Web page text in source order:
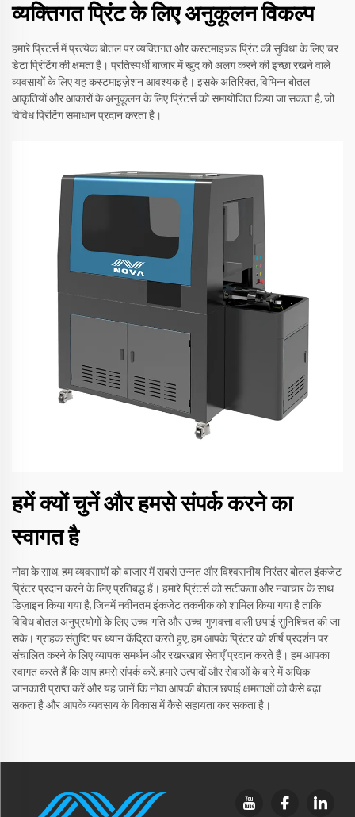
व्यक्तिगत प्रिंट के लिए अनुकूलन विकल्प
हमारे प्रिंटर्स में प्रत्येक बोतल पर व्यक्तिगत और कस्टमाइज़्ड प्रिंट की सुविधा के लिए चर
डेटा प्रिंटिंग की क्षमता है। प्रतिस्पर्धी बाजार में खुद को अलग करने की इच्छा रखने वाले
व्यवसायों के लिए यह कस्टमाइज़ेशन आवश्यक है। इसके अतिरिक्त, विभिन्न बोतल
आकृतियों और आकारों के अनुकूलन के लिए प्रिंटर्स को समायोजित किया जा सकता है, जो
विविध प्रिंटिंग समाधान प्रदान करता है।
हमें क्यों चुनें और हमसे संपर्क करने का
स्वागत है
नोवा के साथ, हम व्यवसायों को बाजार में सबसे उन्नत और विश्वसनीय निरंतर बोतल इंकजेट
प्रिंटर प्रदान करने के लिए प्रतिबद्ध हैं। हमारे प्रिंटर्स को सटीकता और नवाचार के साथ
डिज़ाइन किया गया है, जिनमें नवीनतम इंकजेट तकनीक को शामिल किया गया है ताकि
विविध बोतल अनुप्रयोगों के लिए उच्च-गति और उच्च-गुणवत्ता वाली छपाई सुनिश्चित की जा
सके। ग्राहक संतुष्टि पर ध्यान केंद्रित करते हुए, हम आपके प्रिंटर को शीर्ष प्रदर्शन पर
संचालित करने के लिए व्यापक समर्थन और रखरखाव सेवाएँ प्रदान करते हैं। हम आपका
स्वागत करते हैं कि आप हमसे संपर्क करें, हमारे उत्पादों और सेवाओं के बारे में अधिक
जानकारी प्राप्त करें और यह जानें कि नोवा आपकी बोतल छपाई क्षमताओं को कैसे बढ़ा
सकता है और आपके व्यवसाय के विकास में कैसे सहायता कर सकता है।